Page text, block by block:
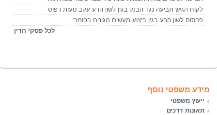
לקוח הגיש תביעה נגד הבנק בגין לשון הרע עקב טעות דפוס
פרסום לשון הרע בגין ביצוע מעשים מגונים בפומבי
לכל פסקי הדין
מידע משפטי נוסף
ייעוץ משפטי
תאונות דרכים